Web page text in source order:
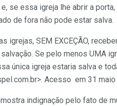
se essa igreja lhe abrir a
de fora não pode estar salva.
igrejas, SEM EXCEÇÃO,
Se pelo menos UMA
única igreja estaria salva e
Acesso em 31 maio
indignação pelo fato de